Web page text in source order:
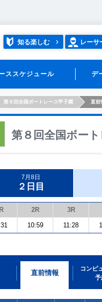
知る楽しむ レーサ
ススケジュール デ
第８回全国ボートレース甲子園 直前
第８回全国ボー
7月8日
２日目
2R 3R
10:59 11:28
直前情報
コンピ
予